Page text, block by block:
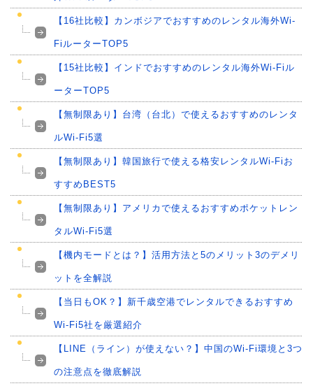
【16社比較】カンボジアでおすすめのレンタル海外Wi-
FiルーターTOP5
【15社比較】インドでおすすめのレンタル海外Wi-Fiル
ーターTOP5
【無制限あり】台湾（台北）で使えるおすすめのレンタ
ルWi-Fi5選
【無制限あり】韓国旅行で使える格安レンタルWi-Fiお
すすめBEST5
【無制限あり】アメリカで使えるおすすめポケットレン
タルWi-Fi5選
【機内モードとは？】活用方法と5のメリット3のデメリ
ットを全解説
【当日もOK？】新千歳空港でレンタルできるおすすめ
Wi-Fi5社を厳選紹介
【LINE（ライン）が使えない？】中国のWi-Fi環境と3つ
の注意点を徹底解説